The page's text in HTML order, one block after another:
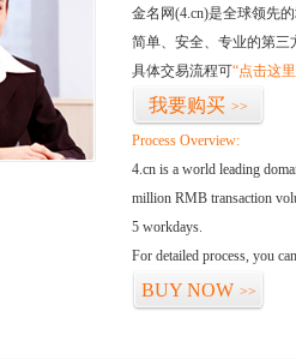
金名网(4.cn)是全球领先
简单、安全、专业的第三
具体交易流程可“点击这
我要购买 >>
Process Overview:
4.cn is a world leading
million RMB transaction
5 workdays.
For detailed process, you can
BUY NOW >>